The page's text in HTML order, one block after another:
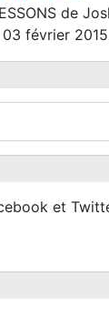
de
03 février
et